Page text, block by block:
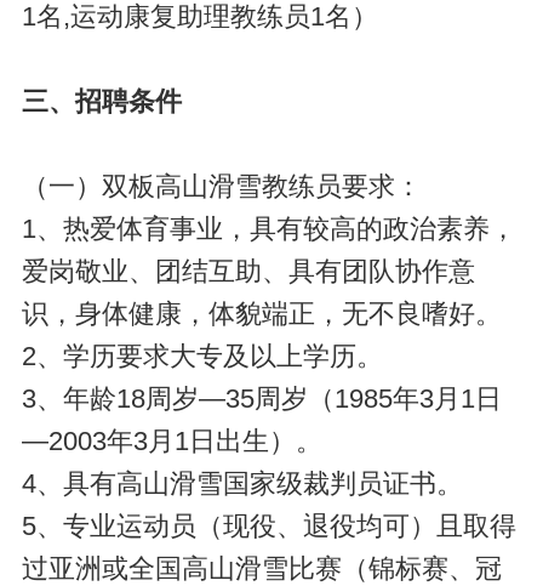
1名,运动康复助理教练员1名）
三、招聘条件
（一）双板高山滑雪教练员要求：
1、热爱体育事业，具有较高的政治素养，
爱岗敬业、团结互助、具有团队协作意
识，身体健康，体貌端正，无不良嗜好。
2、学历要求大专及以上学历。
3、年龄18周岁—35周岁（1985年3月1日
—2003年3月1日出生）。
4、具有高山滑雪国家级裁判员证书。
5、专业运动员（现役、退役均可）且取得
过亚洲或全国高山滑雪比赛（锦标赛、冠